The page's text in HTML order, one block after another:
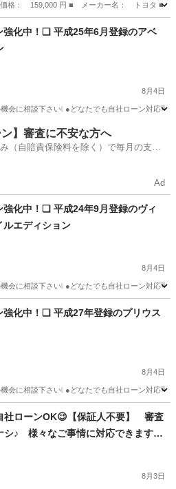
格： 159,000 円 ■ メーカー名： トヨタ ■ 車
化中！❑ 平成25年6月登録のアベ
8月4日
機会に相談下さい❕ ●どなたでも自社ロー
ベンシス
ン】審査に不安な方へ
（自賠責保険料を除く）で毎月の支払
Ad
化中！❑ 平成24年9月登録のヴィ
ルエディション
8月4日
機会に相談下さい❕ ●どなたでも自社ロー
車両化中！❑ 平成27年登録のプリウス
8月4日
機会に相談下さい❕ ●どなたでも自社ロー
社ローンOK😉【保証人不要】 審査
シ♪ 様々なご事情に対応できます◎
き】エスティマ☆4WD☆7人乗り
報は今すぐ本文をcheck👇
8月3日